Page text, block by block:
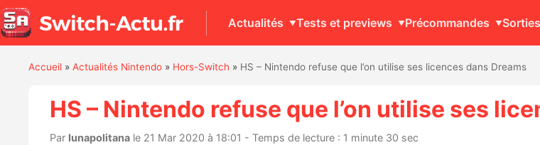
Actualités Tests et previews Précommandes
Accueil» Actualités Nintendo» Hors-Switch » HS – Nintendo refuse que l’on utilise ses licences dans Dreams
HS – Nintendo refuse que l’on utilise ses
Par lunapolitanale 21 Mar 2020 à 18:01 - Temps de lecture : 1 minute 30 sec